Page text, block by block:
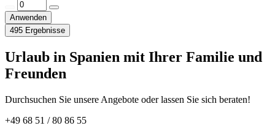
Anwenden
495 Ergebnisse
Urlaub in Spanien mit Ihrer Familie und
Freunden
Durchsuchen Sie unsere Angebote oder lassen Sie sich beraten!
+49 68 51 / 80 86 55